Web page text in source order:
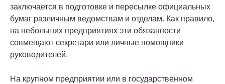
заключается в подготовке и пересылке официальных
бумаг различным ведомствам и отделам. Как правило,
на небольших предприятиях эти обязанности
совмещают секретари или личные помощники
руководителей.
На крупном предприятии или в государственном